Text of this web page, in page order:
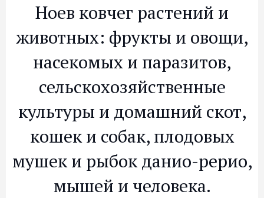
Ноев ковчег растений и
животных: фрукты и овощи,
насекомых и паразитов,
сельскохозяйственные
культуры и домашний скот,
кошек и собак, плодовых
мушек и рыбок данио-рерио,
мышей и человека.